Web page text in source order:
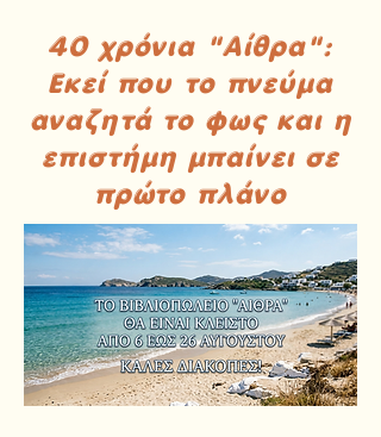
40 χρόνια "Αίθρα":
Εκεί που το πνεύμα
αναζητά το φως και η
επιστήμη μπαίνει σε
πρώτο πλάνο